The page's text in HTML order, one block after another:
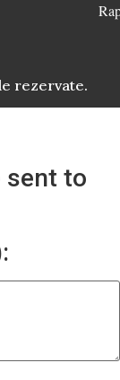
rezervate.
sent to